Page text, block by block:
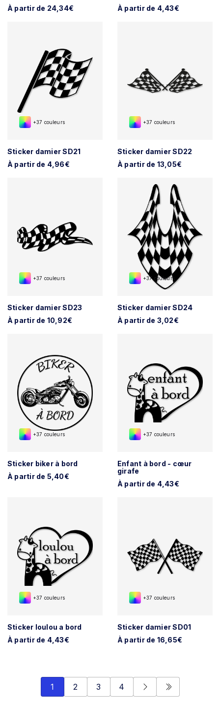
À partir de 24,34€
À partir de 4,43€
+37 couleurs
Sticker damier SD21
À partir de 4,96€
+37 couleurs
Sticker damier SD22
À partir de 13,05€
+37 couleurs
Sticker damier SD23
À partir de 10,92€
+37 couleurs
Sticker damier SD24
À partir de 3,02€
+37 couleurs
Sticker biker à bord
À partir de 5,40€
+37 couleurs
Enfant à bord - cœur
girafe
À partir de 4,43€
+37 couleurs
Sticker loulou a bord
À partir de 4,43€
+37 couleurs
Sticker damier SD01
À partir de 16,65€
1 2 3 4